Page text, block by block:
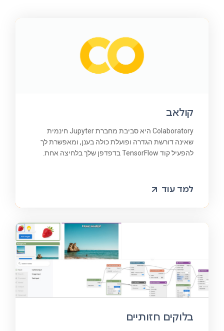
קולאב
Colaboratory היא סביבת מחברת Jupyter חינמית
שאינה דורשת הגדרה ופועלת כולה בענן, ומאפשרת לך
להפעיל קוד TensorFlow בדפדפן שלך בלחיצה אחת.
למד עוד
בלוקים חזותיים